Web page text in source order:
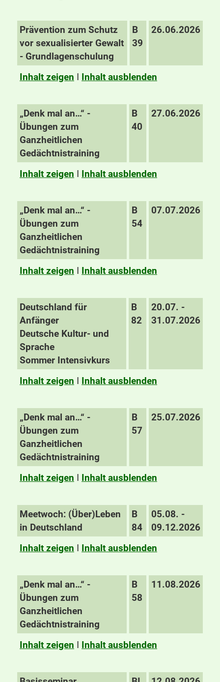
Prävention zum Schutz
vor sexualisierter Gewalt
- Grundlagenschulung
B
39
26.06.2026
Inhalt zeigen I Inhalt ausblenden
„Denk mal an…“ -
Übungen zum
Ganzheitlichen
Gedächtnistraining
B
40
27.06.2026
Inhalt zeigen I Inhalt ausblenden
„Denk mal an…“ -
Übungen zum
Ganzheitlichen
Gedächtnistraining
B
54
07.07.2026
Inhalt zeigen I Inhalt ausblenden
Deutschland für
Anfänger
Deutsche Kultur- und
Sprache
Sommer Intensivkurs
B
82
20.07. -
31.07.2026
Inhalt zeigen I Inhalt ausblenden
„Denk mal an…“ -
Übungen zum
Ganzheitlichen
Gedächtnistraining
B
57
25.07.2026
Inhalt zeigen I Inhalt ausblenden
Meetwoch: (Über)Leben
in Deutschland
B
84
05.08. -
09.12.2026
Inhalt zeigen I Inhalt ausblenden
„Denk mal an…“ -
Übungen zum
Ganzheitlichen
Gedächtnistraining
B
58
11.08.2026
Inhalt zeigen I Inhalt ausblenden